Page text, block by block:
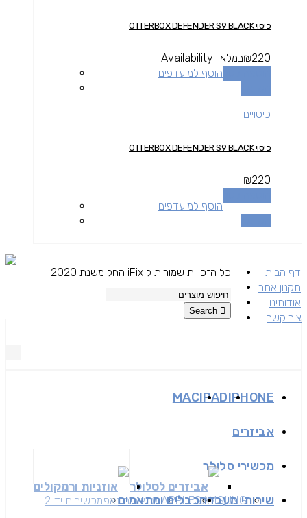
כיסוי OTTERBOX DEFENDER S9 BLACK
₪220
Availability: במלאי
הוסף למועדפים
כיסויים
כיסוי OTTERBOX DEFENDER S9 BLACK
₪220
הוסף למועדפים
דף הבית
תקנון אתר
אודותינו
צור קשר
כל הזכויות שמורות ל iFix החל משנת 2020
IPHONE
IPAD
MAC
אביזרים
אביזרים לסלולר אוזניות ורמקולים
מכשירי סלולר
SAMSUNG
APPLEמכשירים זאפמכשירים יד 2 שירותי מעבדהכבלים ומתאמים
Search